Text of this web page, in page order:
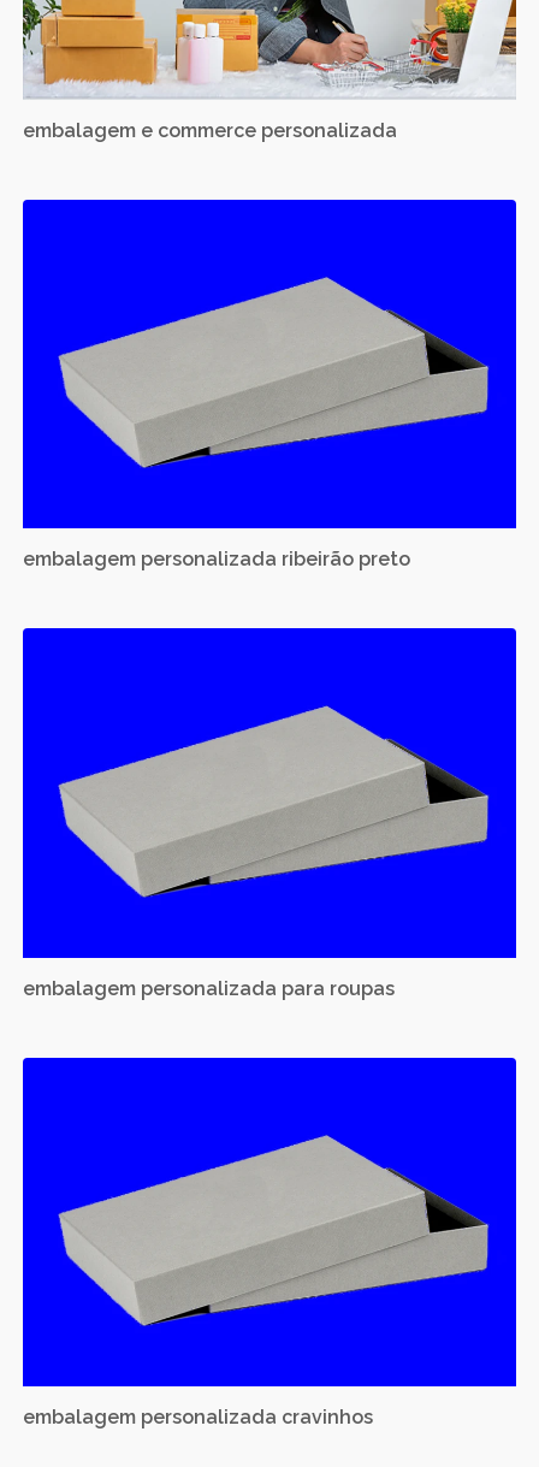
embalagem e commerce personalizada
embalagem personalizada ribeirão preto
embalagem personalizada para roupas
embalagem personalizada cravinhos